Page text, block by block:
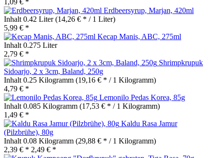
Erdbeersyrup, Marjan, 420ml
Inhalt 0.42 Liter(14,26 € * / 1 Liter)
5,99 € *
Kecap Manis, ABC, 275ml
Inhalt 0.275 Liter
2,79 € *
Shrimpkrupuk
Sidoarjo, 2 x 3cm, Baland, 250g
Inhalt 0.25 Kilogramm (19,16 € * / 1 Kilogramm)
4,79 € *
Lemonilo Pedas Korea, 85g
Inhalt 0.085 Kilogramm (17,53 € * / 1 Kilogramm)
1,49 € *
Kaldu Rasa Jamur
(Pilzbrühe), 80g
Inhalt 0.08 Kilogramm (29,88 € * / 1 Kilogramm)
2,39 € * 2,49 € *